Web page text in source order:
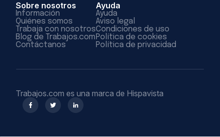
Sobre nosotros
Información
Quiénes somos
Trabaja con nosotros
Blog de Trabajos.com
Contáctanos
Ayuda
Ayuda
Aviso legal
Condiciones de uso
Política de cookies
Política de privacidad
Trabajos.com es una marca de Hispavista